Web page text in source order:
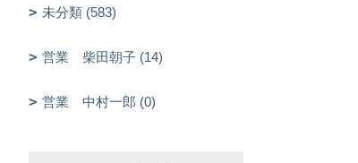
未分類 (583)
営業 柴田朝子 (14)
営業 中村一郎 (0)